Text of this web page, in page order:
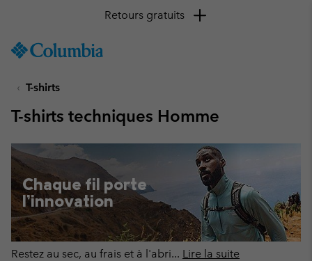
TO
SKIP
MAIN
SKIP
TO
SEARCH
Retours gratuits
T-shirts
T-shirts techniques Homme
Chaque fil porte
l’innovation
Restez au sec, au frais et à l'abri... Lire la suite